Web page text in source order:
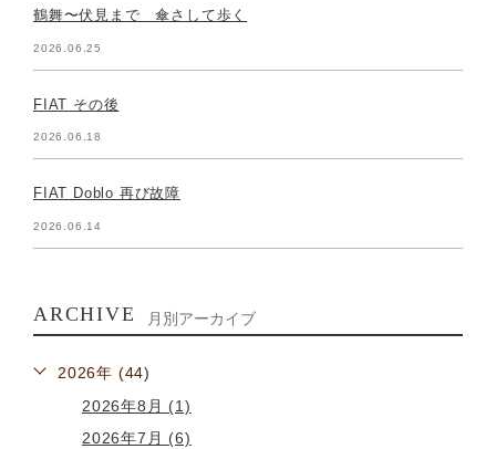
鶴舞〜伏見まで 傘さして歩く
2026.06.25
FIAT その後
2026.06.18
FIAT Doblo 再び故障
2026.06.14
ARCHIVE 月別アーカイブ
2026年 (44)
2026年8月 (1)
2026年7月 (6)